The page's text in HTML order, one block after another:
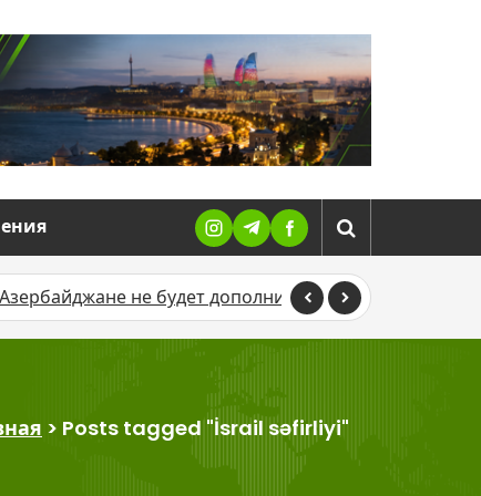
не будет дополнительных праздничных
> Posts tagged "İsrail səfirliyi"